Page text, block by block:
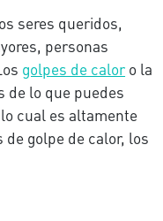
seres queridos,
personas
golpes de calor o la
de lo que puedes
cual es altamente
de golpe de calor, los